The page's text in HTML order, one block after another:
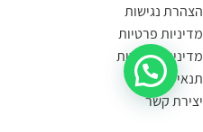
הצהרת נגישות
מדיניות פרטיות
מדיניות החזרות
תנאי שימוש
יצירת קשר